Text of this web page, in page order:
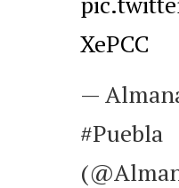
XePCC
—
#Puebla